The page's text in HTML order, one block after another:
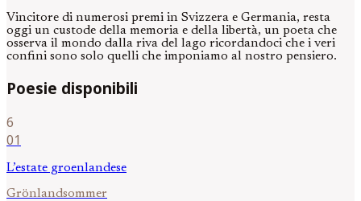
Vincitore di numerosi premi in Svizzera e Germania, resta
oggi un custode della memoria e della libertà, un poeta che
osserva il mondo dalla riva del lago ricordandoci che i veri
confini sono solo quelli che imponiamo al nostro pensiero.
Poesie disponibili
6
01
L’estate groenlandese
Grönlandsommer